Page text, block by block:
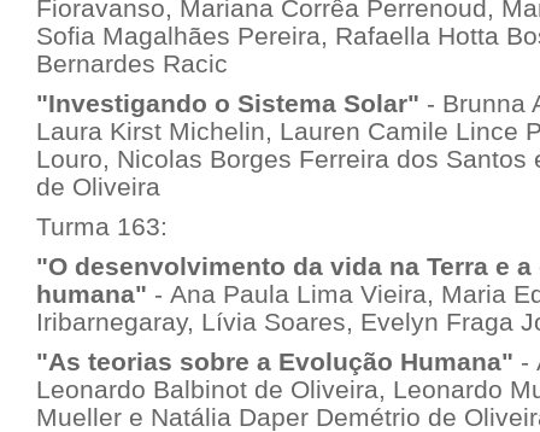
Fioravanso, Mariana Corrêa Perrenoud,
Sofia Magalhães Pereira, Rafaella Hotta
Bernardes Racic
"Investigando o Sistema Solar" - Brunna
Laura Kirst Michelin, Lauren Camile Lince
Louro, Nicolas Borges Ferreira dos Santos
de Oliveira
Turma 163:
"O desenvolvimento da vida na Terra e
humana" - Ana Paula Lima Vieira, Maria
Iribarnegaray, Lívia Soares, Evelyn Fraga
"As teorias sobre a Evolução Humana" -
Leonardo Balbinot de Oliveira, Leonardo
Mueller e Natália Daper Demétrio de